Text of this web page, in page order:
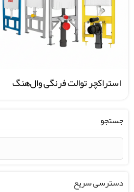
استراکچر توالت فرنگی وال‌هنگ
جستجو
دسترسی سریع